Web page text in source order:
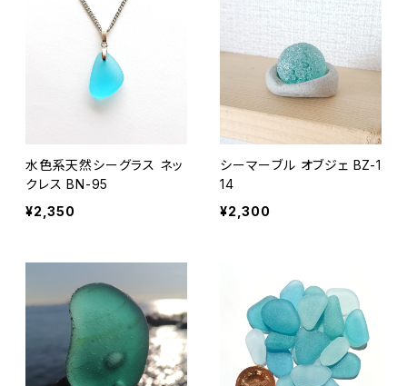
水色系天然シーグラス ネッ
クレス BN-95
¥2,350
シーマーブル オブジェ BZ-1
14
¥2,300